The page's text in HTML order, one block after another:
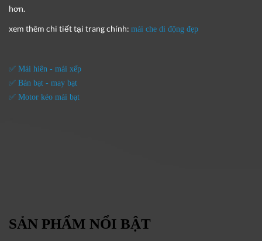
hơn.
xem thêm chi tiết tại trang chính: mái che di động đẹp
✅ Mái hiên - mái xếp
✅ Bán bạt - may bạt
✅ Motor kéo mái bạt
SẢN PHẨM NỔI BẬT